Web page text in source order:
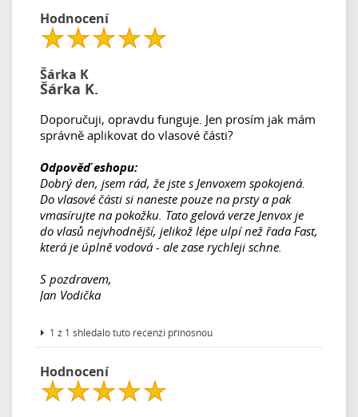
Hodnocení
Šárka K
Šárka K.
Doporučuji, opravdu funguje. Jen prosím jak mám
správně aplikovat do vlasové části?
Odpověď eshopu:
Dobrý den, jsem rád, že jste s Jenvoxem spokojená.
Do vlasové části si naneste pouze na prsty a pak
vmasírujte na pokožku. Tato gelová verze Jenvox je
do vlasů nejvhodnější, jelikož lépe ulpí než řada Fast,
která je úplně vodová - ale zase rychleji schne.
S pozdravem,
Jan Vodička
1 z 1 shledalo tuto recenzi přínosnou
Hodnocení